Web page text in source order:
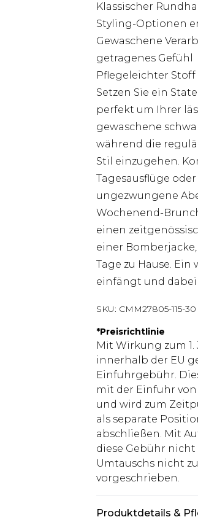
Klassischer
Styling-Optionen
Gewaschene
getragenes Gefühl
Pflegeleichter Stoff
Setzen Sie ein
perfekt um Ihrer
gewaschene
während die
Stil einzugehen.
Tagesausflüge
ungezwungene
Wochenend-
einen
einer
Tage zu Hause. Ein
einfängt und
SKU: CMM27805-115-30
*Preisrichtlinie
Mit Wirkung zum
innerhalb der EU
Einfuhrgebühr.
mit der Einfuhr
und wird zum
als separate
abschließen. Mit
diese Gebühr
Umtauschs nicht
vorgeschrieben.
Produktdetails &